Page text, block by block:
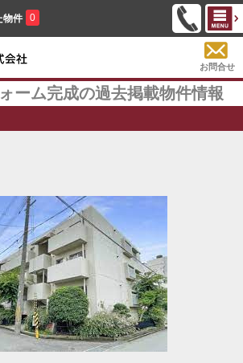
物件 0
お問合せ
ーム完成の過去掲載物件情報